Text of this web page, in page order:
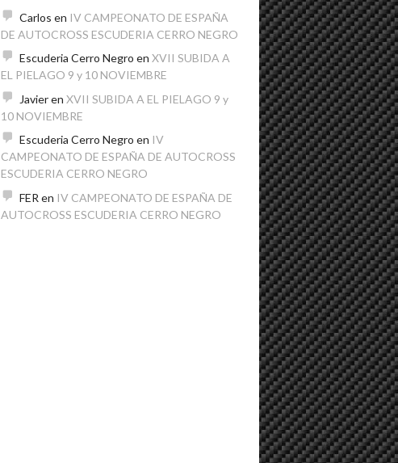
Carlos en IV CAMPEONATO DE ESPAÑA
DE AUTOCROSS ESCUDERIA CERRO NEGRO
Escuderia Cerro Negro en XVII SUBIDA A
EL PIELAGO 9 y 10 NOVIEMBRE
Javieren XVII SUBIDA A EL PIELAGO 9 y
10 NOVIEMBRE
Escuderia Cerro Negro en IV
CAMPEONATO DE ESPAÑA DE AUTOCROSS
ESCUDERIA CERRO NEGRO
FER en IV CAMPEONATO DE ESPAÑA DE
AUTOCROSS ESCUDERIA CERRO NEGRO